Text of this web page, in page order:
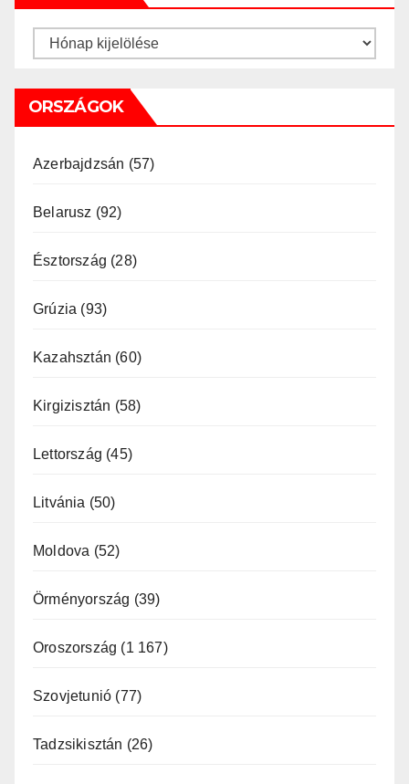
Archívum
ORSZÁGOK
Azerbajdzsán (57)
Belarusz (92)
Észtország (28)
Grúzia (93)
Kazahsztán (60)
Kirgizisztán (58)
Lettország (45)
Litvánia (50)
Moldova (52)
Örményország (39)
Oroszország (1 167)
Szovjetunió (77)
Tadzsikisztán (26)